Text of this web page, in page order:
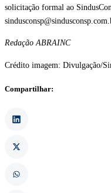
solicitação formal ao
Redação ABRAINC
Crédito imagem: Divulgação/
Compartilhar: